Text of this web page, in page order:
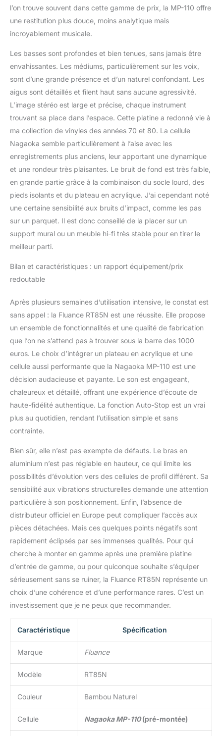
l’on trouve souvent dans cette gamme de prix, la MP-110 offre
une restitution plus douce, moins analytique mais
incroyablement musicale.
Les basses sont profondes et bien tenues, sans jamais être
envahissantes. Les médiums, particulièrement sur les voix,
sont d’une grande présence et d’un naturel confondant. Les
aigus sont détaillés et filent haut sans aucune agressivité.
L’image stéréo est large et précise, chaque instrument
trouvant sa place dans l’espace. Cette platine a redonné vie à
ma collection de vinyles des années 70 et 80. La cellule
Nagaoka semble particulièrement à l’aise avec les
enregistrements plus anciens, leur apportant une dynamique
et une rondeur très plaisantes. Le bruit de fond est très faible,
en grande partie grâce à la combinaison du socle lourd, des
pieds isolants et du plateau en acrylique. J’ai cependant noté
une certaine sensibilité aux bruits d’impact, comme les pas
sur un parquet. Il est donc conseillé de la placer sur un
support mural ou un meuble hi-fi très stable pour en tirer le
meilleur parti.
Bilan et caractéristiques : un rapport équipement/prix
redoutable
Après plusieurs semaines d’utilisation intensive, le constat est
sans appel : la Fluance RT85N est une réussite. Elle propose
un ensemble de fonctionnalités et une qualité de fabrication
que l’on ne s’attend pas à trouver sous la barre des 1000
euros. Le choix d’intégrer un plateau en acrylique et une
cellule aussi performante que la Nagaoka MP-110 est une
décision audacieuse et payante. Le son est engageant,
chaleureux et détaillé, offrant une expérience d’écoute de
haute-fidélité authentique. La fonction Auto-Stop est un vrai
plus au quotidien, rendant l’utilisation simple et sans
contrainte.
Bien sûr, elle n’est pas exempte de défauts. Le bras en
aluminium n’est pas réglable en hauteur, ce qui limite les
possibilités d’évolution vers des cellules de profil différent. Sa
sensibilité aux vibrations structurelles demande une attention
particulière à son positionnement. Enfin, l’absence de
distributeur officiel en Europe peut compliquer l’accès aux
pièces détachées. Mais ces quelques points négatifs sont
rapidement éclipsés par ses immenses qualités. Pour qui
cherche à monter en gamme après une première platine
d’entrée de gamme, ou pour quiconque souhaite s’équiper
sérieusement sans se ruiner, la Fluance RT85N représente un
choix d’une cohérence et d’une performance rares. C’est un
investissement que je ne peux que recommander.
Caractéristique Spécification
Marque Fluance
Modèle RT85N
Couleur Bambou Naturel
Cellule Nagaoka MP-110(pré-montée)